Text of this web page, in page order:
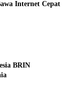
Internet Cepat
BRIN